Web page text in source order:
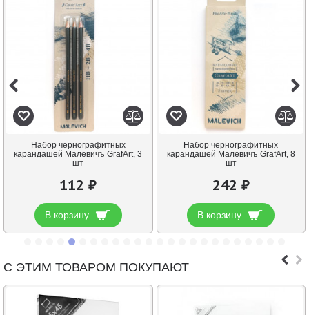
Набор чернографитных
карандашей Малевичъ GrafArt, 3
шт
112 ₽
В корзину
Набор чернографитных
карандашей Малевичъ GrafArt, 8
шт
242 ₽
В корзину
С ЭТИМ ТОВАРОМ ПОКУПАЮТ